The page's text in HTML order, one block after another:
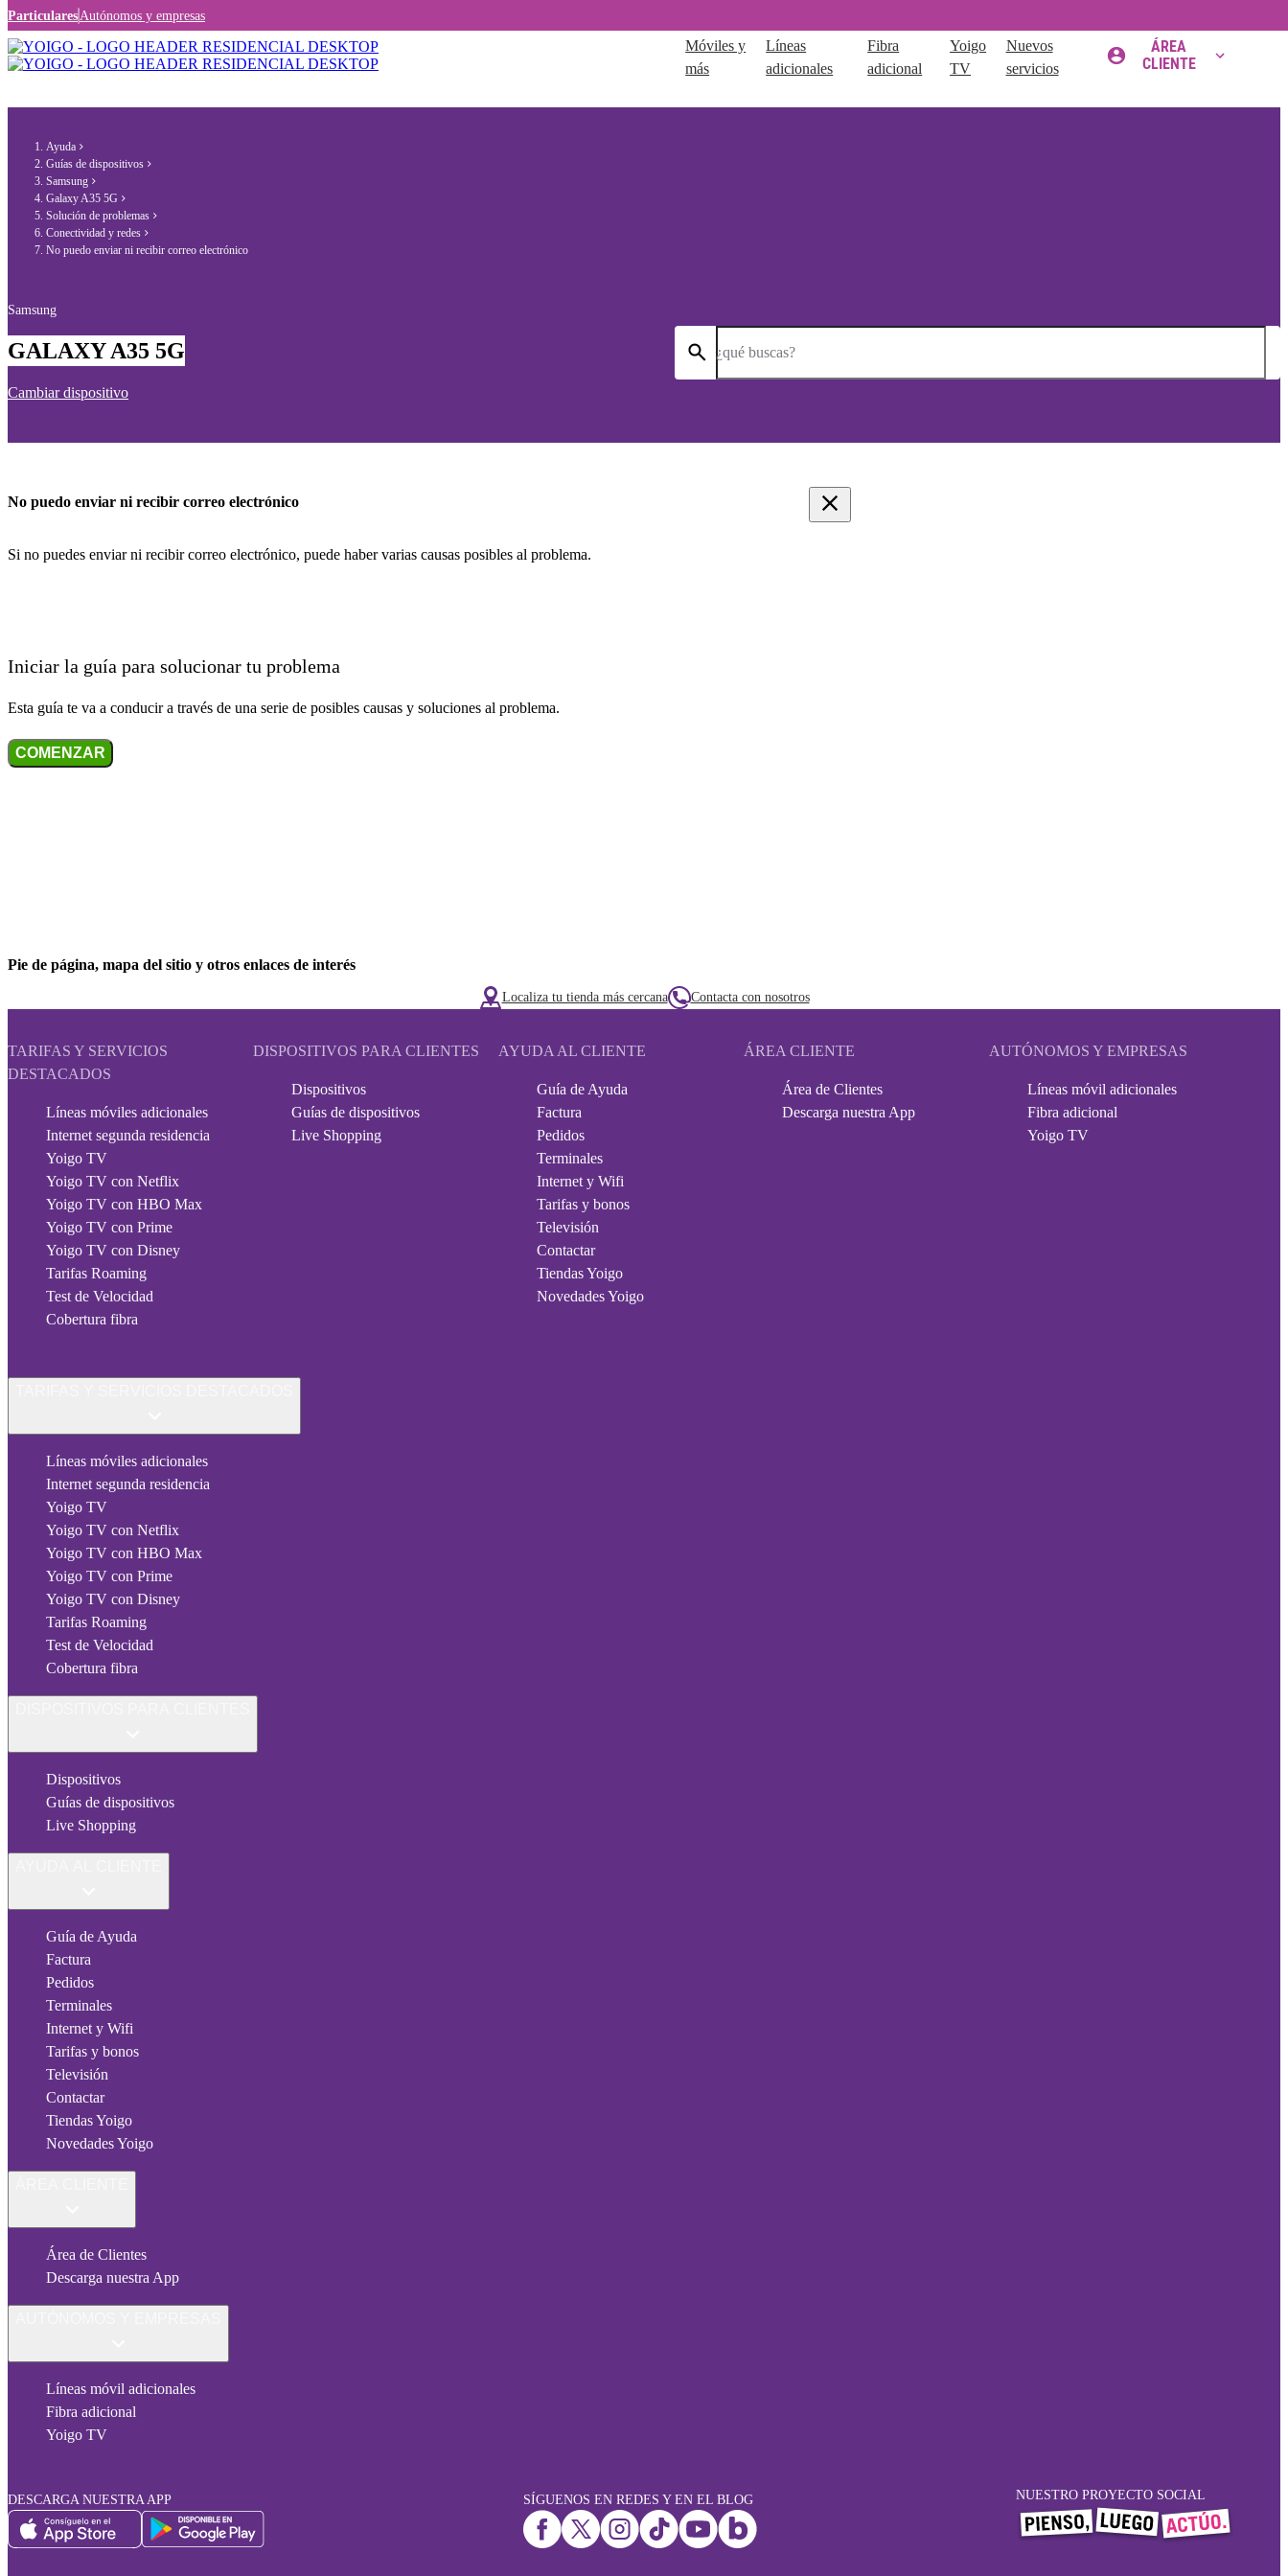
Particulares Autónomos y empresas
Móviles y
más
Líneas
adicionales
Fibra
adicional
Yoigo
TV
Nuevos
servicios
ÁREA
CLIENTE
Ayuda
Guías de dispositivos
Samsung
Galaxy A35 5G
Solución de problemas
Conectividad y redes
No puedo enviar ni recibir correo electrónico
Samsung
GALAXY A35 5G
Cambiar dispositivo
¿qué buscas?
No puedo enviar ni recibir correo electrónico
Si no puedes enviar ni recibir correo electrónico, puede haber varias causas posibles al problema.
Iniciar la guía para solucionar tu problema
Esta guía te va a conducir a través de una serie de posibles causas y soluciones al problema.
COMENZAR
Pie de página, mapa del sitio y otros enlaces de interés
Localiza tu tienda más cercana Contacta con nosotros
TARIFAS Y SERVICIOS
DESTACADOS
Líneas móviles adicionales
Internet segunda residencia
Yoigo TV
Yoigo TV con Netflix
Yoigo TV con HBO Max
Yoigo TV con Prime
Yoigo TV con Disney
Tarifas Roaming
Test de Velocidad
Cobertura fibra
DISPOSITIVOS PARA CLIENTES
Dispositivos
Guías de dispositivos
Live Shopping
AYUDA AL CLIENTE
Guía de Ayuda
Factura
Pedidos
Terminales
Internet y Wifi
Tarifas y bonos
Televisión
Contactar
Tiendas Yoigo
Novedades Yoigo
ÁREA CLIENTE
Área de Clientes
Descarga nuestra App
AUTÓNOMOS Y EMPRESAS
Líneas móvil adicionales
Fibra adicional
Yoigo TV
Líneas móviles adicionales
Internet segunda residencia
Yoigo TV
Yoigo TV con Netflix
Yoigo TV con HBO Max
Yoigo TV con Prime
Yoigo TV con Disney
Tarifas Roaming
Test de Velocidad
Cobertura fibra
Dispositivos
Guías de dispositivos
Live Shopping
Guía de Ayuda
Factura
Pedidos
Terminales
Internet y Wifi
Tarifas y bonos
Televisión
Contactar
Tiendas Yoigo
Novedades Yoigo
Área de Clientes
Descarga nuestra App
Líneas móvil adicionales
Fibra adicional
Yoigo TV
DESCARGA NUESTRA APP SÍGUENOS EN REDES Y EN EL BLOG NUESTRO PROYECTO SOCIAL